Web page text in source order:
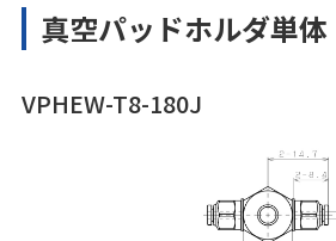
真空パッドホルダ単体
VPHEW-T8-180J